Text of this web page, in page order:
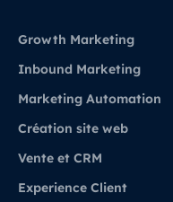
Growth Marketing
Inbound Marketing
Marketing Automation
Création site web
Vente et CRM
Experience Client